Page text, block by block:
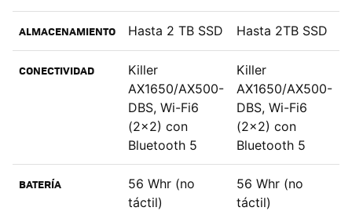
ALMACENAMIENTO Hasta 2 TB SSD Hasta 2TB SSD
CONECTIVIDAD
Killer
AX1650/AX500-
DBS, Wi-Fi6
(2x2) con
Bluetooth 5
Killer
AX1650/AX500-
DBS, Wi-Fi6
(2x2) con
Bluetooth 5
BATERÍA
56 Whr (no
táctil)
56 Whr (no
táctil)